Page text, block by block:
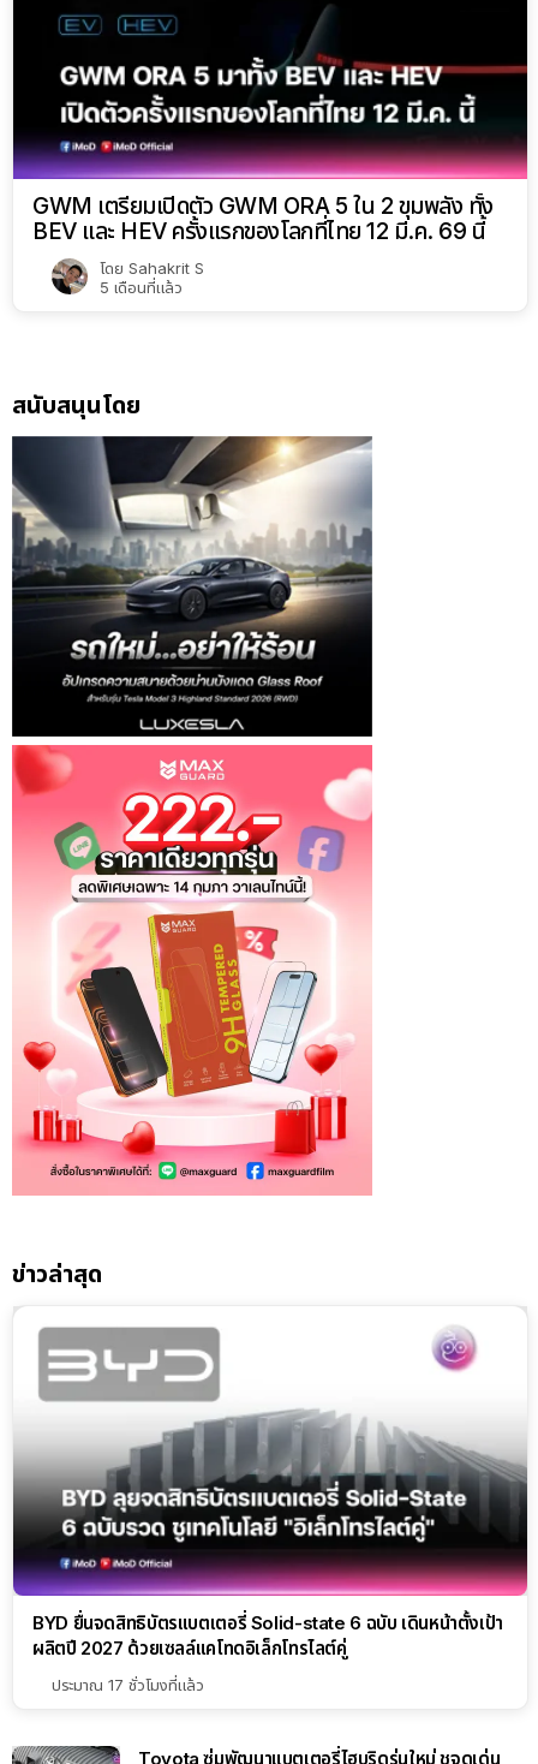
GWM เตรียมเปิดตัว GWM ORA 5 ใน 2 ขุมพลัง ทั้ง
BEV และ HEV ครั้งแรกของโลกที่ไทย 12 มี.ค. 69 นี้
โดย Sahakrit S
5 เดือนที่แล้ว
สนับสนุนโดย
ข่าวล่าสุด
BYD ยื่นจดสิทธิบัตรแบตเตอรี่ Solid-state 6 ฉบับ เดินหน้าตั้งเป้า
ผลิตปี 2027 ด้วยเซลล์แคโทดอิเล็กโทรไลต์คู่
ประมาณ 17 ชั่วโมงที่แล้ว
Toyota ซุ่มพัฒนาแบตเตอรี่ไฮบริดรุ่นใหม่ ชูจุดเด่น